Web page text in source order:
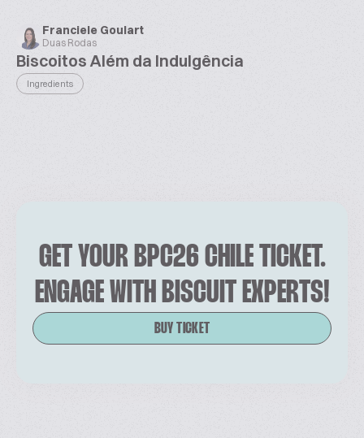
Franciele Goulart
Duas Rodas
Biscoitos Além da Indulgência
Ingredients
GET YOUR BPC26 CHILE TICKET.
ENGAGE WITH BISCUIT EXPERTS!
BUY TICKET